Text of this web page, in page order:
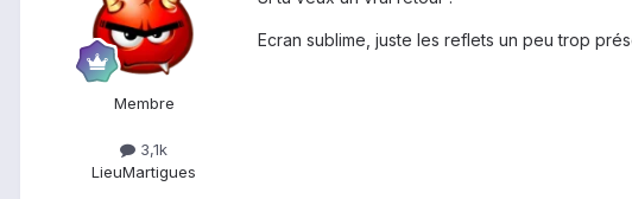
Membre
3,1k
LieuMartigues
Ecran sublime, juste les reflets un peu trop